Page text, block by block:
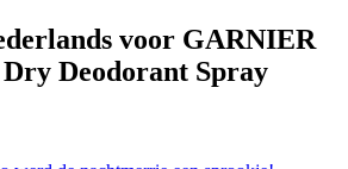
voor GARNIER
Deodorant Spray